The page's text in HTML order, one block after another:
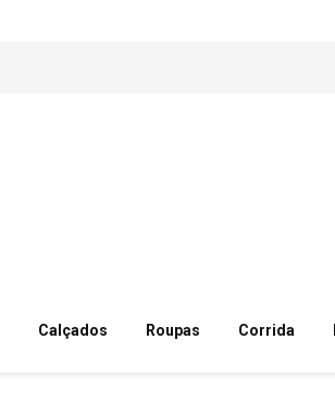
Calçados Roupas Corrida